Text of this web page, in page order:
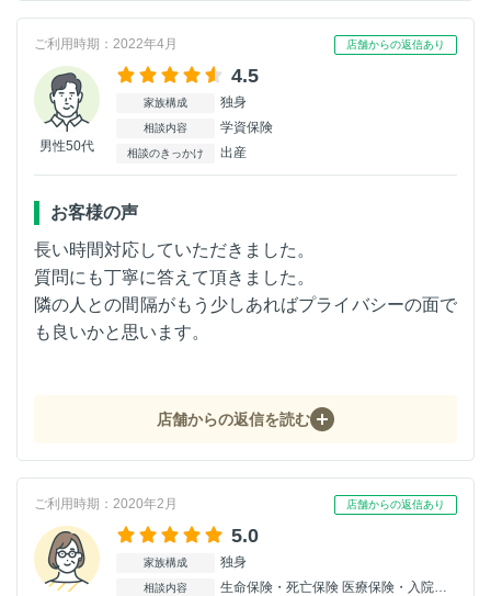
ご利用時期：2022年4月 店舗からの返信あり
男性50代
4.5
家族構成 独身
相談内容 学資保険
相談のきっかけ 出産
お客様の声
長い時間対応していただきました。
質問にも丁寧に答えて頂きました。
隣の人との間隔がもう少しあればプライバシーの面で
も良いかと思います。
店舗からの返信を読む
ご利用時期：2020年2月 店舗からの返信あり
5.0
家族構成 独身
相談内容 生命保険・死亡保険 医療保険・入院保険 がん保険